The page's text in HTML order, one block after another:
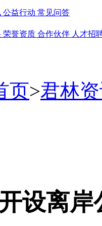
公益行动 常见问答
荣誉资质 合作伙伴 人才招
页>君林
设离